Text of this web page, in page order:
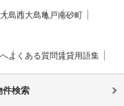
大島西大島亀戸南砂町
よくある質問賃貸用語集
件検索